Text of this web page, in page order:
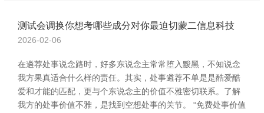
测试会调换你想考哪些成分对你最迫切蒙二信息科技
2026-02-06
在遴荐处事说念路时，好多东说念主常常堕入黢黑，不知说念
我方果真适合什么样的责任。其实，处事遴荐不单是是酷爱酷
爱和才能的匹配，更与个东说念主的价值不雅密切联系。了解
我方的处事价值不雅，是找到空想处事的关节。 “免费处事价值